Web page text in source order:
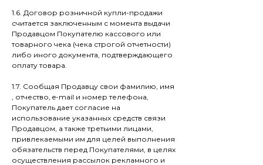
1.6. Договор розничной купли-продажи
считается заключенным с момента выдачи
Продавцом Покупателю кассового или
товарного чека (чека строгой отчетности)
либо иного документа, подтверждающего
оплату товара.
1.7. Сообщая Продавцу свои фамилию, имя
, отчество, e-mail и номер телефона,
Покупатель дает согласие на
использование указанных средств связи
Продавцом, а также третьими лицами,
привлекаемыми им для целей выполнения
обязательств перед Покупателями, в целях
осуществления рассылок рекламного и